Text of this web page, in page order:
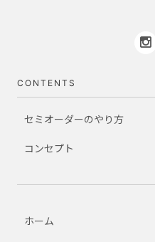
CONTENTS
セミオーダーのやり方
コンセプト
ホーム